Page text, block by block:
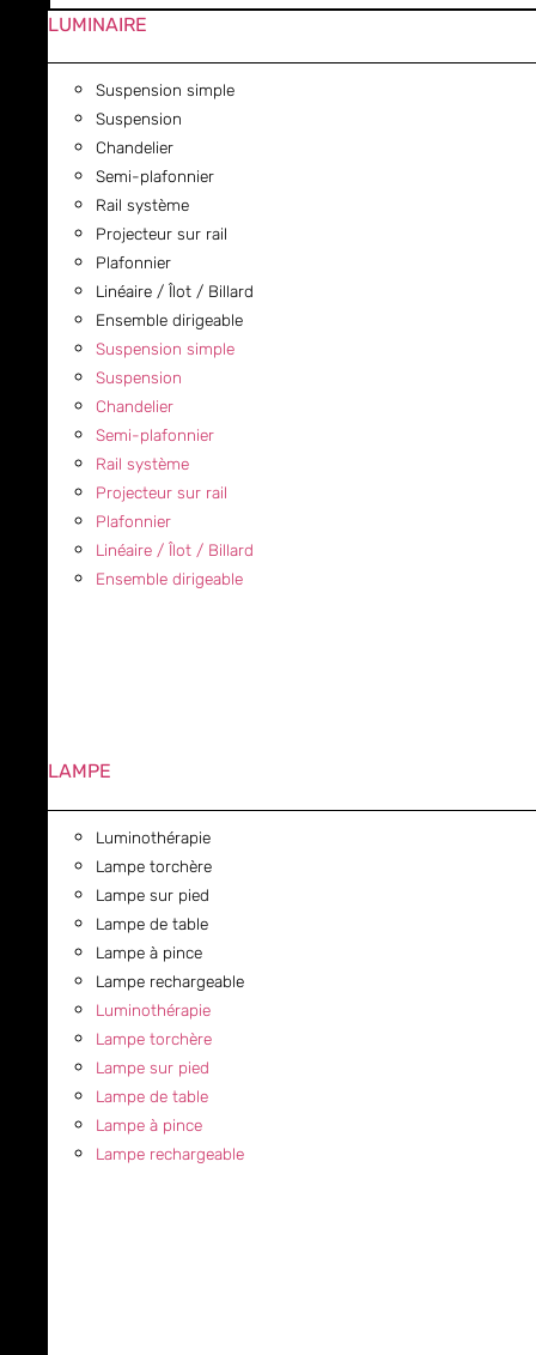
LUMINAIRE
Suspension simple
Suspension
Chandelier
Semi-plafonnier
Rail système
Projecteur sur rail
Plafonnier
Linéaire / Îlot / Billard
Ensemble dirigeable
Suspension simple
Suspension
Chandelier
Semi-plafonnier
Rail système
Projecteur sur rail
Plafonnier
Linéaire / Îlot / Billard
Ensemble dirigeable
LAMPE
Luminothérapie
Lampe torchère
Lampe sur pied
Lampe de table
Lampe à pince
Lampe rechargeable
Luminothérapie
Lampe torchère
Lampe sur pied
Lampe de table
Lampe à pince
Lampe rechargeable